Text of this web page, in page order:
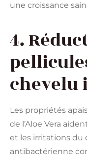
une croissance
4.
Les propriétés
de l’Aloe Vera
et les irritations du
antibactérienne